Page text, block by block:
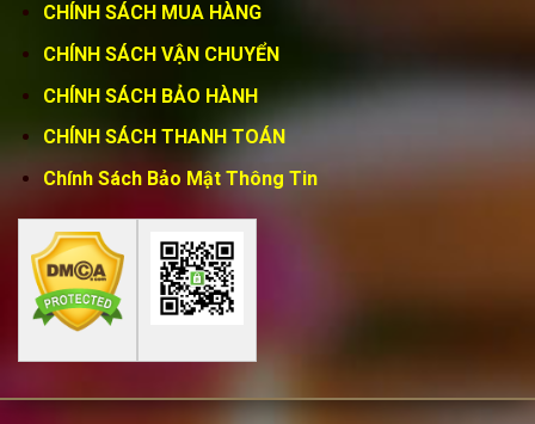
CHÍNH SÁCH MUA HÀNG
CHÍNH SÁCH VẬN CHUYỂN
CHÍNH SÁCH BẢO HÀNH
CHÍNH SÁCH THANH TOÁN
Chính Sách Bảo Mật Thông Tin